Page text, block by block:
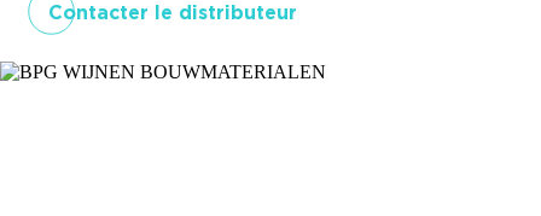
Contacter le distributeur